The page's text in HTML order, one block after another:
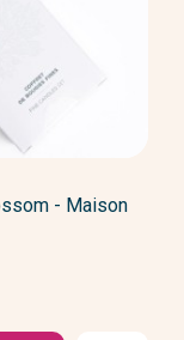
- Maison